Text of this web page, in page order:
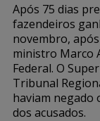
Após 75 dias
fazendeiros
novembro,
ministro Marco
Federal. O
Tribunal
haviam negado
dos acusados.